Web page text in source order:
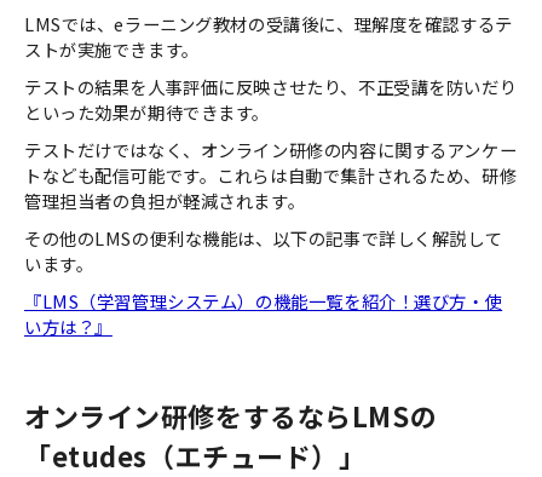
LMSでは、eラーニング教材の受講後に、理解度を確認するテ
ストが実施できます。
テストの結果を人事評価に反映させたり、不正受講を防いだり
といった効果が期待できます。
テストだけではなく、オンライン研修の内容に関するアンケー
トなども配信可能です。これらは自動で集計されるため、研修
管理担当者の負担が軽減されます。
その他のLMSの便利な機能は、以下の記事で詳しく解説して
います。
『LMS（学習管理システム）の機能一覧を紹介！選び方・使
い方は？』
オンライン研修をするならLMSの
「etudes（エチュード）」​​​​​​